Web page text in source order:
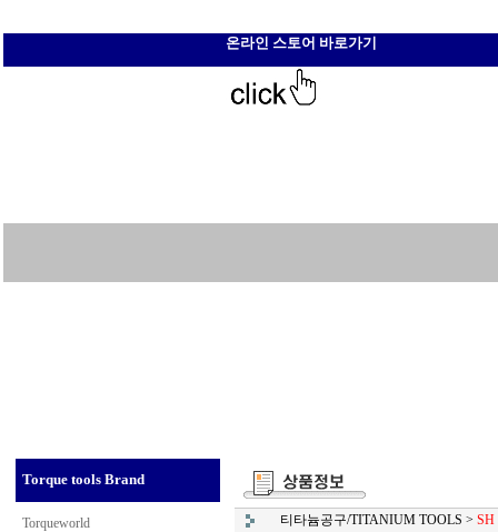
온라인 스토어 바로가기
Torque tools Brand
Torqueworld 티타늄공구/TITANIUM TOOLS > SH